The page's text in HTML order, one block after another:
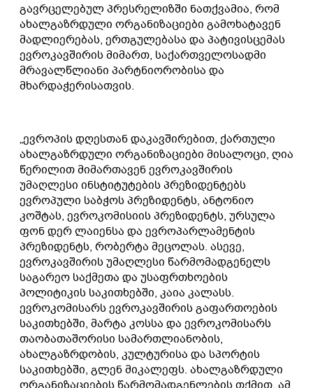
გავრცელებულ პრესრელიზში ნათქვამია, რომ
ახალგაზრდული ორგანიზაციები გამოხატავენ
მადლიერებას, ერთგულებასა და პატივისცემას
ევროკავშირის მიმართ, საქართველოსადმი
მრავალწლიანი პარტნიორობისა და
მხარდაჭერისათვის.
„ევროპის დღესთან დაკავშირებით, ქართული
ახალგაზრდული ორგანიზაციები მისალოცი, ღია
წერილით მიმართავენ ევროკავშირის
უმაღლესი ინსტიტუტების პრეზიდენტებს
ევროპული საბჭოს პრეზიდენტს, ანტონიო
კოშტას, ევროკომისიის პრეზიდენტს, ურსულა
ფონ დერ ლაიენსა და ევროპარლამენტის
პრეზიდენტს, რობერტა მეცოლას. ასევე,
ევროკავშირის უმაღლესი წარმომადგენელს
საგარეო საქმეთა და უსაფრთხოების
პოლიტიკის საკითხებში, კაია კალასს.
ევროკომისარს ევროკავშირის გაფართოების
საკითხებში, მარტა კოსსა და ევროკომისარს
თაობათაშორისი სამართლიანობის,
ახალგაზრდობის, კულტურისა და სპორტის
საკითხებში, გლენ მიკალეფს. ახალგაზრდული